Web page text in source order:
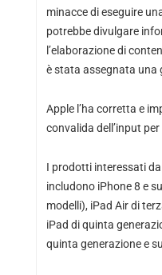
minacce di eseguire
potrebbe divulgare
l’elaborazione di
è stata assegnata una
Apple l’ha corretta e
convalida dell’input
I prodotti interessati
includono iPhone 8 e
modelli), iPad Air di
iPad di quinta
quinta generazione e